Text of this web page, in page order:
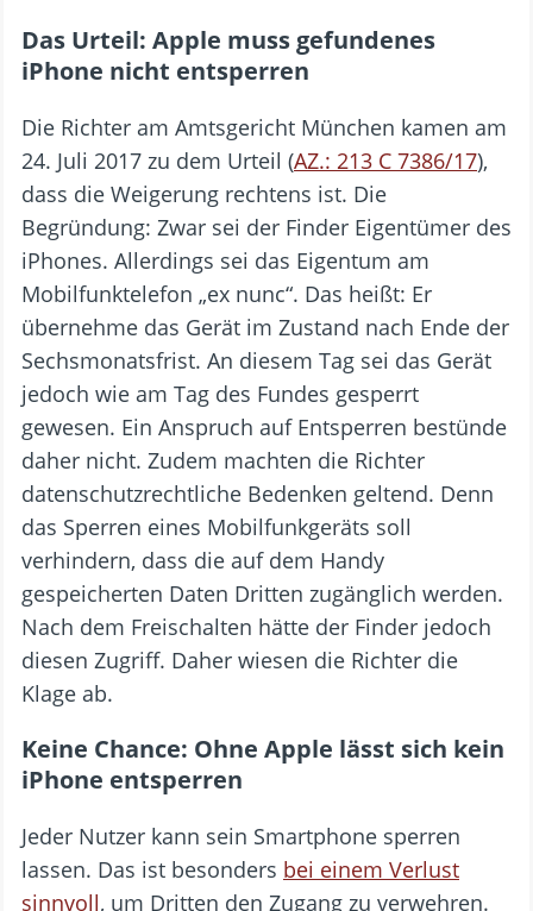
Das Urteil: Apple muss gefundenes
iPhone nicht entsperren
Die Richter am Amtsgericht München kamen am
24. Juli 2017 zu dem Urteil (AZ.: 213 C 7386/17),
dass die Weigerung rechtens ist. Die
Begründung: Zwar sei der Finder Eigentümer des
iPhones. Allerdings sei das Eigentum am
Mobilfunktelefon „ex nunc“. Das heißt: Er
übernehme das Gerät im Zustand nach Ende der
Sechsmonatsfrist. An diesem Tag sei das Gerät
jedoch wie am Tag des Fundes gesperrt
gewesen. Ein Anspruch auf Entsperren bestünde
daher nicht. Zudem machten die Richter
datenschutzrechtliche Bedenken geltend. Denn
das Sperren eines Mobilfunkgeräts soll
verhindern, dass die auf dem Handy
gespeicherten Daten Dritten zugänglich werden.
Nach dem Freischalten hätte der Finder jedoch
diesen Zugriff. Daher wiesen die Richter die
Klage ab.
Keine Chance: Ohne Apple lässt sich kein
iPhone entsperren
Jeder Nutzer kann sein Smartphone sperren
lassen. Das ist besonders bei einem Verlust
sinnvoll, um Dritten den Zugang zu verwehren.